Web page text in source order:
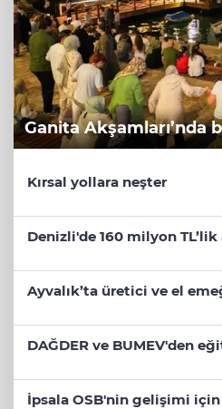
Ganita Akşamları’nda
Kırsal yollara neşter
Denizli'de 160 milyon TL’lik
Ayvalık’ta üretici ve el
DAĞDER ve BUMEV'den
İpsala OSB'nin gelişimi